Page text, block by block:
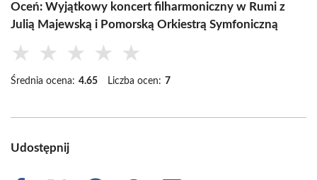
Oceń: Wyjątkowy koncert filharmoniczny w Rumi z
Julią Majewską i Pomorską Orkiestrą Symfoniczną
★ ★ ★ ★ ★
Średnia ocena: 4.65 Liczba ocen: 7
Udostępnij